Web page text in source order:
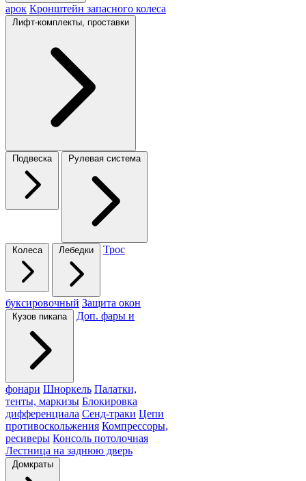
арок Кронштейн запасного колеса
Лифт-комплекты, проставки
Подвеска Рулевая система
Колеса Лебедки Трос
буксировочный Защита окон
Кузов пикапа Доп. фары и
фонари Шноркель Палатки,
тенты, маркизы Блокировка
дифференциала Сенд-траки Цепи
противоскольжения Компрессоры,
ресиверы Консоль потолочная
Лестница на заднюю дверь
Домкраты